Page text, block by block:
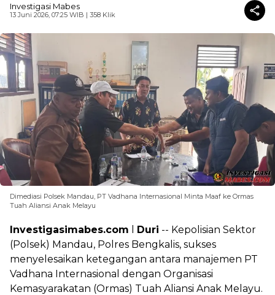
Investigasi Mabes
13 Juni 2026, 07:25 WIB | 358 Klik
Dimediasi Polsek Mandau, PT Vadhana Internasional Minta Maaf ke Ormas
Tuah Aliansi Anak Melayu
Investigasimabes.com Duri -- Kepolisian Sektor
(Polsek) Mandau, Polres Bengkalis, sukses
menyelesaikan ketegangan antara manajemen PT
Vadhana Internasional dengan Organisasi
Kemasyarakatan (Ormas) Tuah Aliansi Anak Melayu.